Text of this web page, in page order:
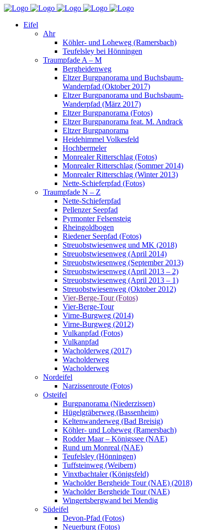
Eifel
Ahr
Köhler- und Loheweg (Ramersbach)
Teufelsley bei Hönningen
Traumpfade A – M
Bergheidenweg
Eltzer Burgpanorama und Buchsbaum-
Wanderpfad (Oktober 2017)
Eltzer Burgpanorama und Buchsbaum-
Wanderpfad (März 2017)
Eltzer Burgpanorama (Fotos)
Eltzer Burgpanorama feat. M. Andrack
Eltzer Burgpanorama
Heidehimmel Volkesfeld
Hochbermeler
Monrealer Ritterschlag (Fotos)
Monrealer Ritterschlag (Sommer 2014)
Monrealer Ritterschlag (Winter 2013)
Nette-Schieferpfad (Fotos)
Traumpfade N – Z
Nette-Schieferpfad
Pellenzer Seepfad
Pyrmonter Felsensteig
Rheingoldbogen
Riedener Seepfad (Fotos)
Streuobstwiesenweg und MK (2018)
Streuobstwiesenweg (April 2014)
Streuobstwiesenweg (September 2013)
Streuobstwiesenweg (April 2013 – 2)
Streuobstwiesenweg (April 2013 – 1)
Streuobstwiesenweg (Oktober 2012)
Vier-Berge-Tour (Fotos)
Vier-Berge-Tour
Virne-Burgweg (2014)
Virne-Burgweg (2012)
Vulkanpfad (Fotos)
Vulkanpfad
Wacholderweg (2017)
Wacholderweg
Wacholderweg
Nordeifel
Narzissenroute (Fotos)
Osteifel
Burgpanorama (Niederzissen)
Hügelgräberweg (Bassenheim)
Keltenwanderweg (Bad Breisig)
Köhler- und Loheweg (Ramersbach)
Rodder Maar – Königssee (NAE)
Rund um Monreal (NAE)
Teufelsley (Hönningen)
Tuffsteinweg (Weibern)
Vinxtbachtaler (Königsfeld)
Wacholder Bergheide Tour (NAE) (2018)
Wacholder Bergheide Tour (NAE)
Wingertsbergwand bei Mendig
Südeifel
Devon-Pfad (Fotos)
Neuerburg (Fotos)